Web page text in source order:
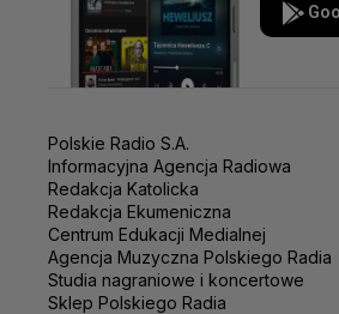
Polskie Radio S.A.
Informacyjna Agencja Radiowa
Redakcja Katolicka
Redakcja Ekumeniczna
Centrum Edukacji Medialnej
Agencja Muzyczna Polskiego Radia
Studia nagraniowe i koncertowe
Sklep Polskiego Radia